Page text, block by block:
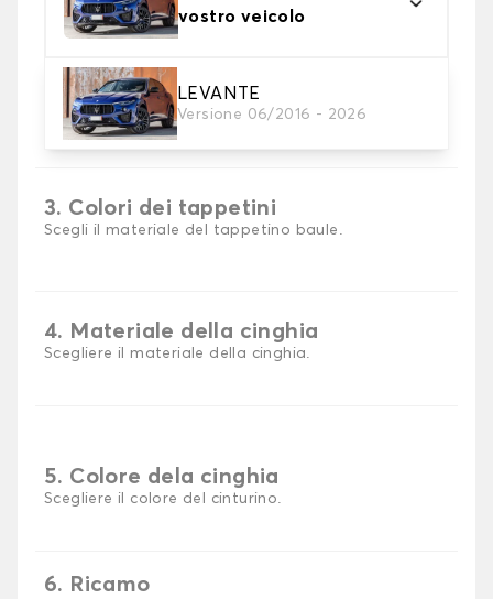
vostro veicolo
LEVANTE
Versione 06/2016 - 2026
2. Materiale
scegli il materiale del tappetini per baule
3. Colori dei tappetini
Scegli il materiale del tappetino baule.
4. Materiale della cinghia
Scegliere il materiale della cinghia.
5. Colore dela cinghia
Scegliere il colore del cinturino.
6. Ricamo